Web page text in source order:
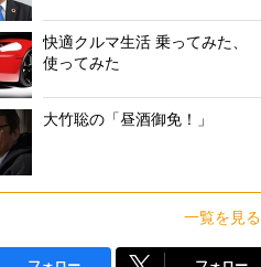
快適クルマ生活 乗ってみた、
使ってみた
大竹聡の「昼酒御免！」
一覧を見る